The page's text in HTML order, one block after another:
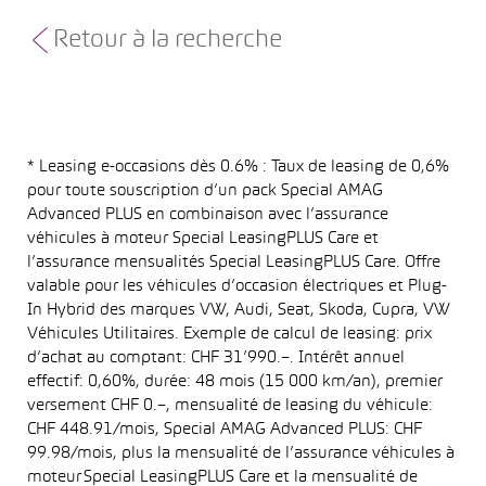
Retour à la recherche
* Leasing e-occasions dès 0.6% : Taux de leasing de 0,6%
pour toute souscription d’un pack Special AMAG
Advanced PLUS en combinaison avec l’assurance
véhicules à moteur Special LeasingPLUS Care et
l’assurance mensualités Special LeasingPLUS Care. Offre
valable pour les véhicules d’occasion électriques et Plug-
In Hybrid des marques VW, Audi, Seat, Skoda, Cupra, VW
Véhicules Utilitaires. Exemple de calcul de leasing: prix
d’achat au comptant: CHF 31’990.–. Intérêt annuel
effectif: 0,60%, durée: 48 mois (15 000 km/an), premier
versement CHF 0.–, mensualité de leasing du véhicule:
CHF 448.91/mois, Special AMAG Advanced PLUS: CHF
99.98/mois, plus la mensualité de l’assurance véhicules à
moteur Special LeasingPLUS Care et la mensualité de